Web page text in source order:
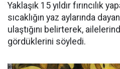
Yaklaşık 15 yıldır fırıncılık
sıcaklığın yaz aylarında
ulaştığını belirterek,
gördüklerini söyledi.